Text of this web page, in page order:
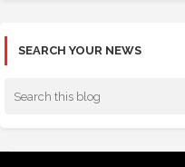
SEARCH YOUR NEWS